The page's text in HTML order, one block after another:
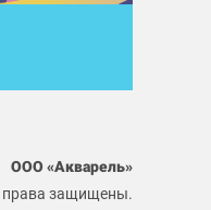
ООО «Акварель»
права защищены.